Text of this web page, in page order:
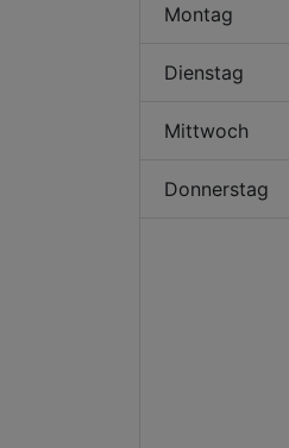
Montag
Dienstag
Mittwoch
Donnerstag